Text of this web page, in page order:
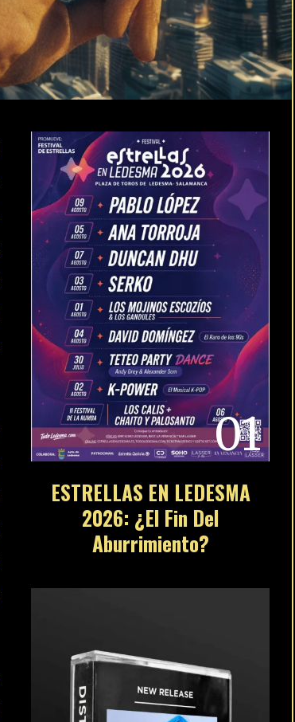
01
ESTRELLAS EN LEDESMA
2026: ¿El Fin Del
Aburrimiento?